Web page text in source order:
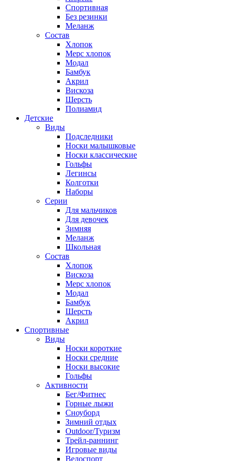
Спортивная
Без резинки
Меланж
Состав
Хлопок
Мерс хлопок
Модал
Бамбук
Акрил
Вискоза
Шерсть
Полиамид
Детские
Виды
Подследники
Носки малышковые
Носки классические
Гольфы
Легинсы
Колготки
Наборы
Серии
Для мальчиков
Для девочек
Зимняя
Меланж
Школьная
Состав
Хлопок
Вискоза
Мерс хлопок
Модал
Бамбук
Шерсть
Акрил
Спортивные
Виды
Носки короткие
Носки средние
Носки высокие
Гольфы
Активности
Бег/Фитнес
Горные лыжи
Сноуборд
Зимний отдых
Outdoor/Туризм
Трейл-раннинг
Игровые виды
Велоспорт